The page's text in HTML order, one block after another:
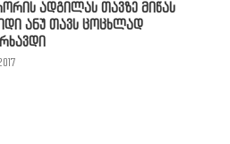
ადგილას თავზე მიწას
ანუ თავს ცოცხლად